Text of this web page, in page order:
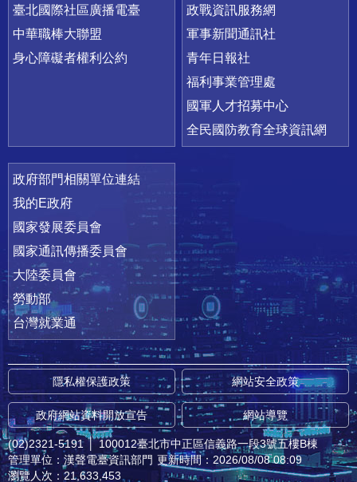
臺北國際社區廣播電臺
中華職棒大聯盟
身心障礙者權利公約
政戰資訊服務網
軍事新聞通訊社
青年日報社
福利事業管理處
國軍人才招募中心
全民國防教育全球資訊網
政府部門相關單位連結
我的E政府
國家發展委員會
國家通訊傳播委員會
大陸委員會
勞動部
台灣就業通
隱私權保護政策 網站安全政策
政府網站資料開放宣告 網站導覽
(02)2321-5191 │ 100012臺北市中正區信義路一段3號五樓B棟
管理單位：漢聲電臺資訊部門 更新時間：2026/08/08 08:09
瀏覽人次：21,633,453